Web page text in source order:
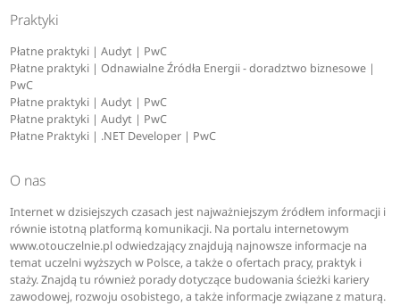
Praktyki
Płatne praktyki | Audyt | PwC
Płatne praktyki | Odnawialne Źródła Energii - doradztwo biznesowe |
PwC
Płatne praktyki | Audyt | PwC
Płatne praktyki | Audyt | PwC
Płatne Praktyki | .NET Developer | PwC
O nas
Internet w dzisiejszych czasach jest najważniejszym źródłem informacji i
równie istotną platformą komunikacji. Na portalu internetowym
www.otouczelnie.pl odwiedzający znajdują najnowsze informacje na
temat uczelni wyższych w Polsce, a także o ofertach pracy, praktyk i
staży. Znajdą tu również porady dotyczące budowania ścieżki kariery
zawodowej, rozwoju osobistego, a także informacje związane z maturą.